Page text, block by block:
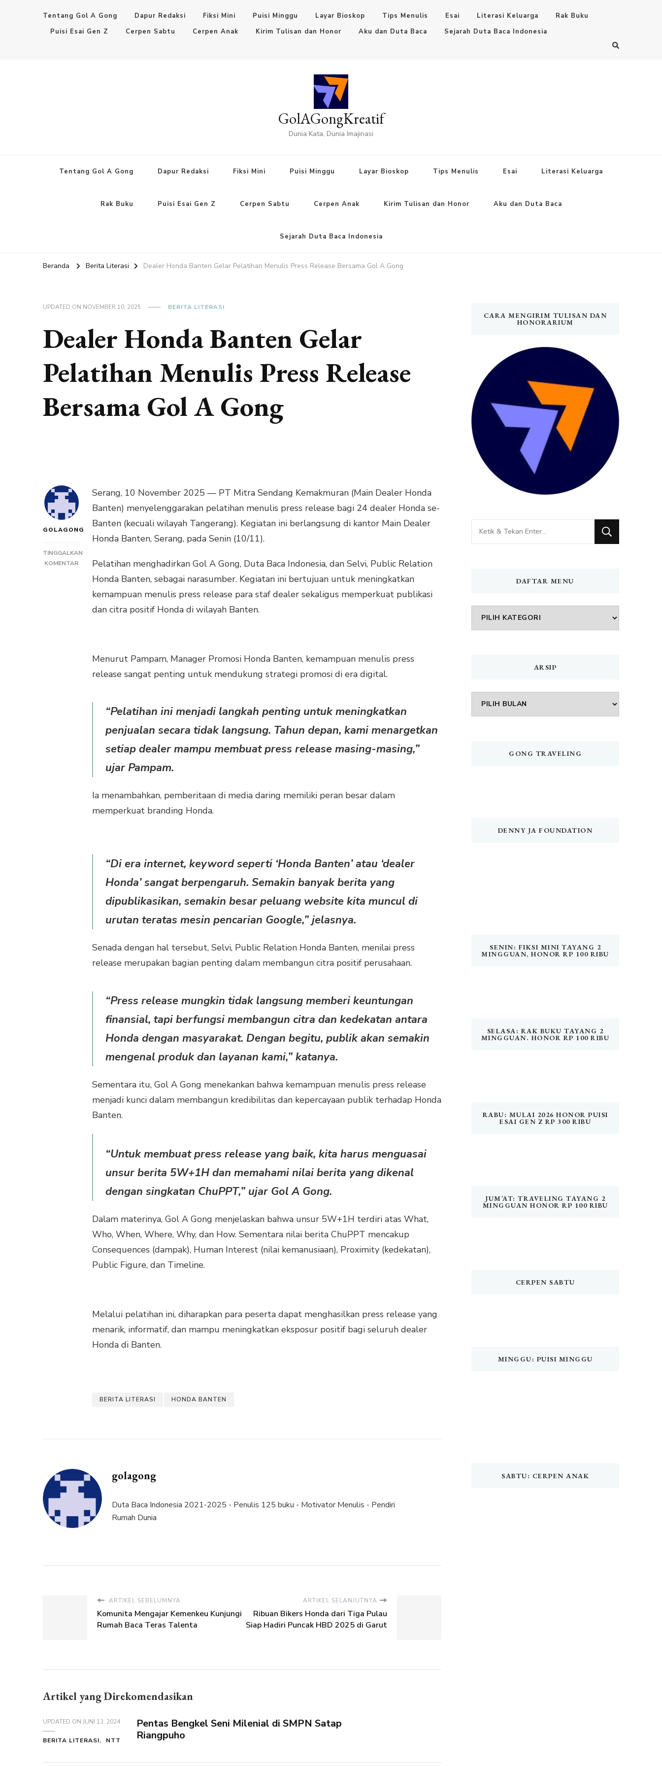
Tentang Gol A Gong Dapur Redaksi Fiksi Mini Puisi Minggu Layar Bioskop Tips Menulis Esai Literasi Keluarga
Rak Buku
Puisi Esai Gen Z
Cerpen Sabtu Cerpen Anak Kirim Tulisan dan Honor Aku dan Duta Baca Sejarah Duta Baca Indonesia
GolAGongKreatif
Dunia Kata, Dunia Imajinasi
Tentang Gol A Gong Dapur Redaksi Fiksi Mini Puisi Minggu Layar Bioskop Tips Menulis Esai Literasi Keluarga
Rak Buku Puisi Esai Gen Z Cerpen Sabtu Cerpen Anak Kirim Tulisan dan Honor Aku dan Duta Baca
Sejarah Duta Baca Indonesia
Beranda Berita Literasi Dealer Honda Banten Gelar Pelatihan Menulis Press Release Bersama Gol A Gong
UPDATED ON NOVEMBER 10, 2025 BERITA LITERASI
Dealer Honda Banten Gelar
Pelatihan Menulis Press Release
Bersama Gol A Gong
GOLAGONG
TINGGALKAN
KOMENTARPADA
HONDA
BANTEN
PELATIHAN
BERSAMA
Serang, 10 November 2025 — PT Mitra Sendang Kemakmuran (Main Dealer Honda
Banten) menyelenggarakan pelatihan menulis press release bagi 24 dealer Honda se-
Banten (kecuali wilayah Tangerang). Kegiatan ini berlangsung di kantor Main Dealer
Honda Banten, Serang, pada Senin (10/11).
Pelatihan menghadirkan Gol A Gong, Duta Baca Indonesia, dan Selvi, Public Relation
Honda Banten, sebagai narasumber. Kegiatan ini bertujuan untuk meningkatkan
kemampuan menulis press release para staf dealer sekaligus memperkuat publikasi
dan citra positif Honda di wilayah Banten.
Menurut Pampam, Manager Promosi Honda Banten, kemampuan menulis press
release sangat penting untuk mendukung strategi promosi di era digital.
“Pelatihan ini menjadi langkah penting untuk meningkatkan
penjualan secara tidak langsung. Tahun depan, kami menargetkan
setiap dealer mampu membuat press release masing-masing,”
ujar Pampam.
Ia menambahkan, pemberitaan di media daring memiliki peran besar dalam
memperkuat branding Honda.
“Di era internet, keyword seperti ‘Honda Banten’ atau ‘dealer
Honda’ sangat berpengaruh. Semakin banyak berita yang
dipublikasikan, semakin besar peluang website kita muncul di
urutan teratas mesin pencarian Google,” jelasnya.
Senada dengan hal tersebut, Selvi, Public Relation Honda Banten, menilai press
release merupakan bagian penting dalam membangun citra positif perusahaan.
“Press release mungkin tidak langsung memberi keuntungan
finansial, tapi berfungsi membangun citra dan kedekatan antara
Honda dengan masyarakat. Dengan begitu, publik akan semakin
mengenal produk dan layanan kami,” katanya.
Sementara itu, Gol A Gong menekankan bahwa kemampuan menulis press release
menjadi kunci dalam membangun kredibilitas dan kepercayaan publik terhadap Honda
Banten.
“Untuk membuat press release yang baik, kita harus menguasai
unsur berita 5W+1H dan memahami nilai berita yang dikenal
dengan singkatan ChuPPT,” ujar Gol A Gong.
Dalam materinya, Gol A Gong menjelaskan bahwa unsur 5W+1H terdiri atas What,
Who, When, Where, Why, dan How. Sementara nilai berita ChuPPT mencakup
Consequences (dampak), Human Interest (nilai kemanusiaan), Proximity (kedekatan),
Public Figure, dan Timeline.
Melalui pelatihan ini, diharapkan para peserta dapat menghasilkan press release yang
menarik, informatif, dan mampu meningkatkan eksposur positif bagi seluruh dealer
Honda di Banten.
BERITA LITERASI HONDA BANTEN
golagong
Duta Baca Indonesia 2021-2025 - Penulis 125 buku - Motivator Menulis - Pendiri
Rumah Dunia
ARTIKEL SEBELUMNYA
Komunita Mengajar Kemenkeu Kunjungi
Rumah Baca Teras Talenta
ARTIKEL SELANJUTNYA
Ribuan Bikers Honda dari Tiga Pulau
Siap Hadiri Puncak HBD 2025 di Garut
Artikel yang Direkomendasikan
UPDATED ON JUNI 13, 2024
BERITA LITERASI NTT
Pentas Bengkel Seni Milenial di SMPN Satap
Riangpuho
CARA MENGIRIM TULISAN DAN
HONORARIUM
Mencari
Sesuatu?
DAFTAR MENU
DAFTAR
MENU
ARSIP
Arsip
GONG TRAVELING
DENNY JA FOUNDATION
SENIN: FIKSI MINI TAYANG 2
MINGGUAN, HONOR RP 100 RIBU
SELASA: RAK BUKU TAYANG 2
MINGGUAN. HONOR RP 100 RIBU
RABU: MULAI 2026 HONOR PUISI
ESAI GEN Z RP 300 RIBU
JUM’AT: TRAVELING TAYANG 2
MINGGUAN HONOR RP 100 RIBU
CERPEN SABTU
MINGGU: PUISI MINGGU
SABTU: CERPEN ANAK